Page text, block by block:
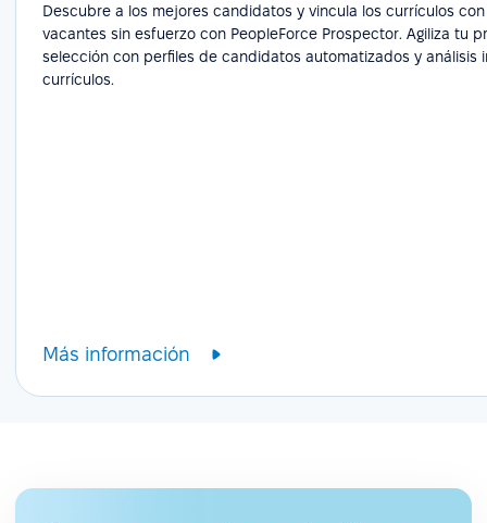
Descubre a los mejores candidatos y vincula los currículos
vacantes sin esfuerzo con PeopleForce Prospector. Agiliza tu
selección con perfiles de candidatos automatizados y análisis
currículos.
Más información